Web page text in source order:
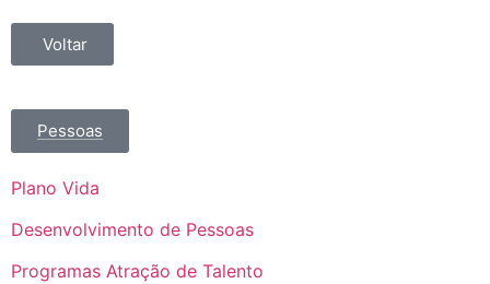
Voltar
Pessoas
Plano Vida
Desenvolvimento de Pessoas
Programas Atração de Talento